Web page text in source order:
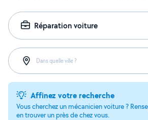
Réparation voiture
Dans quelle ville ?
Affinez votre recherche
Vous cherchez un mécanicien voiture ?
en trouver un près de chez vous.